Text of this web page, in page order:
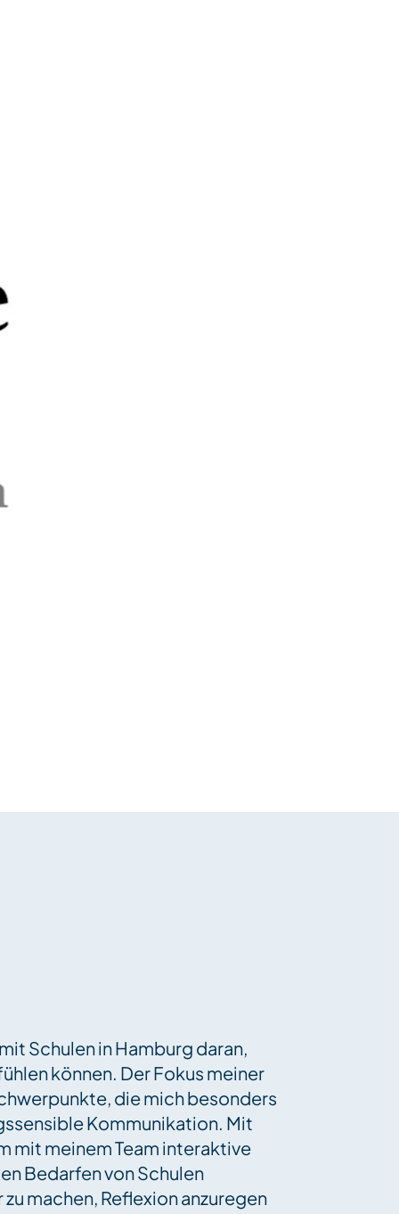
Schulen in Hamburg daran,
können. Der Fokus meiner
die mich besonders
Kommunikation. Mit
mit meinem Team interaktive
Bedarfen von Schulen
machen, Reflexion anzuregen